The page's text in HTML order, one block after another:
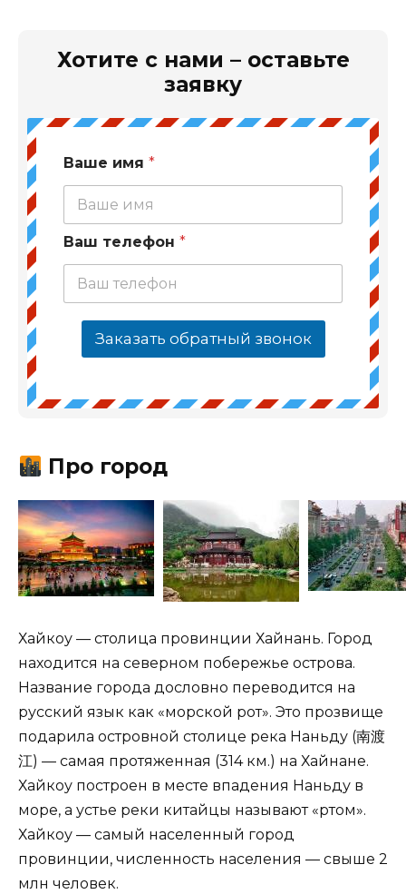
Хотите с нами – оставьте
заявку
Ваше имя *
Ваш телефон *
Заказать обратный звонок
Про город
Хайкоу — столица провинции Хайнань. Город
находится на северном побережье острова.
Название города дословно переводится на
русский язык как «морской рот». Это прозвище
подарила островной столице река Наньду (南渡
江) — самая протяженная (314 км.) на Хайнане.
Хайкоу построен в месте впадения Наньду в
море, а устье реки китайцы называют «ртом».
Хайкоу — самый населенный город
провинции, численность населения — свыше 2
млн человек.